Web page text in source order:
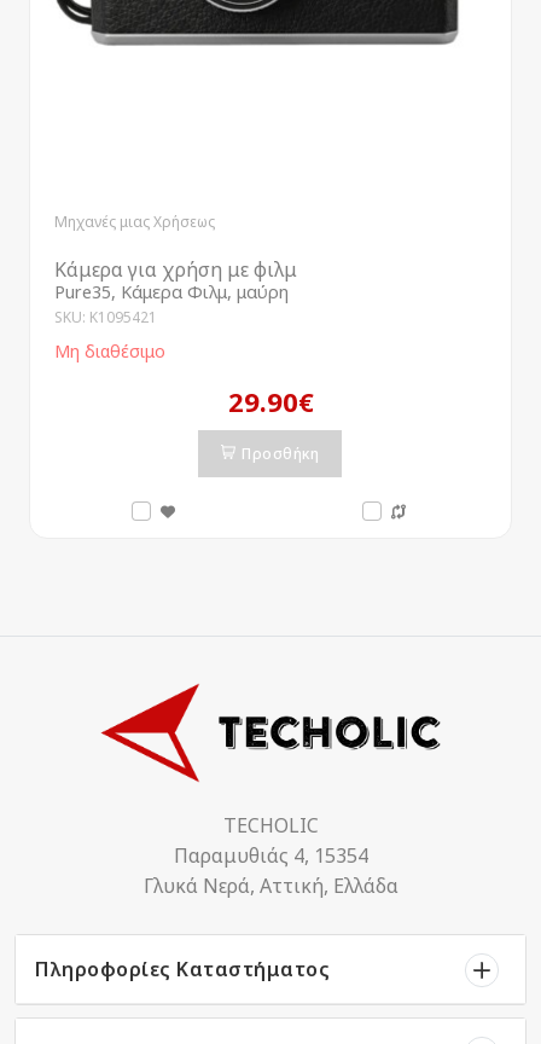
Μηχανές μιας Χρήσεως
Κάμερα για χρήση με φιλμ
Pure35, Κάμερα Φιλμ, μαύρη
SKU: K1095421
Μη διαθέσιμο
29.90€
Προσθήκη
TECHOLIC
Παραμυθιάς 4, 15354
Γλυκά Νερά, Αττική, Ελλάδα
Πληροφορίες Καταστήματος